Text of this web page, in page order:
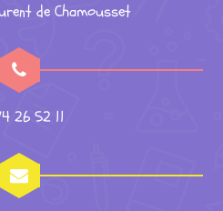
de Chamousset
26 52 11